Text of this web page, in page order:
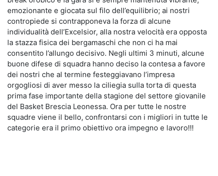
emozionante e giocata sul filo dell’equilibrio; ai nostri
contropiede si contrapponeva la forza di alcune
individualità dell’Excelsior, alla nostra velocità era opposta
la stazza fisica dei bergamaschi che non ci ha mai
consentito l’allungo decisivo. Negli ultimi 3 minuti, alcune
buone difese di squadra hanno deciso la contesa a favore
dei nostri che al termine festeggiavano l’impresa
orgogliosi di aver messo la ciliegia sulla torta di questa
prima fase importante della stagione del settore giovanile
del Basket Brescia Leonessa. Ora per tutte le nostre
squadre viene il bello, confrontarsi con i migliori in tutte le
categorie era il primo obiettivo ora impegno e lavoro!!!